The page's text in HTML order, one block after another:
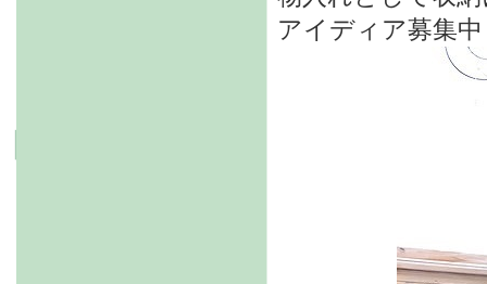
アイディア募集